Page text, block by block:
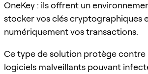
OneKey : ils offrent un
stocker vos clés cryptographiques
numériquement vos transactions.
Ce type de solution protège contre
logiciels malveillants pouvant